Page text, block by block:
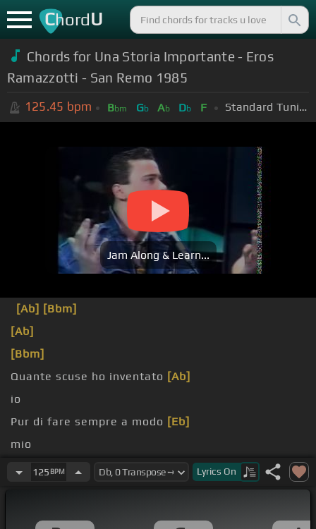
ChordU
Chords for Una Storia Importante - Eros
Ramazzotti - San Remo 1985
125.45 bpm Bbm Gb Ab Db F Standard Tuning (EADGBE)
Jam Along & Learn...
[Ab] [Bbm]
[Ab]
[Bbm]
Quante scuse ho inventato [Ab]
io
Pur di fare sempre a modo [Eb]
mio
125 BPM Lyrics On